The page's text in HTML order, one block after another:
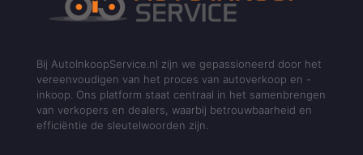
Bij AutoInkoopService.nl zijn we gepassioneerd door het
vereenvoudigen van het proces van autoverkoop en -
inkoop. Ons platform staat centraal in het samenbrengen
van verkopers en dealers, waarbij betrouwbaarheid en
efficiëntie de sleutelwoorden zijn.